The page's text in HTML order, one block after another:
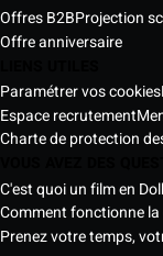
Offres B2BProjection
Offre anniversaire
Paramétrer vos cookies
Espace recrutement
Charte de protection
C'est quoi un film en
Comment fonctionne la
Prenez votre temps,